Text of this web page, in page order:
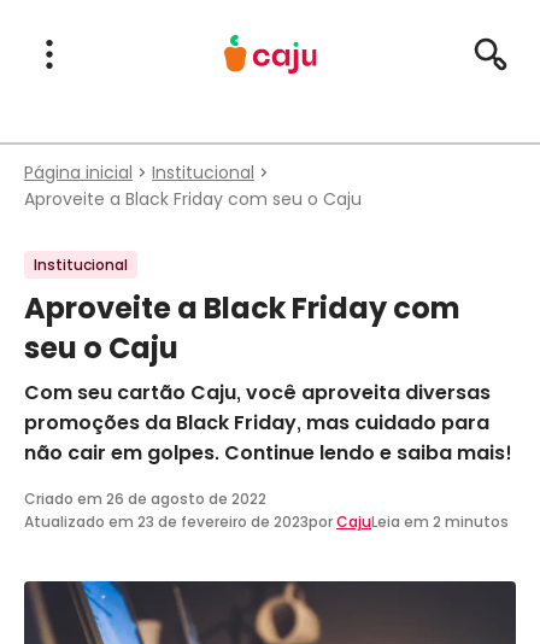
Menu Principal
Abrir Menu
Página inicial
Institucional
Aproveite a Black Friday com seu o Caju
Institucional
Aproveite a Black Friday com
seu o Caju
Com seu cartão Caju, você aproveita diversas
promoções da Black Friday, mas cuidado para
não cair em golpes. Continue lendo e saiba mais!
Criado em 26 de agosto de 2022
Atualizado em 23 de fevereiro de 2023porCajuLeia em 2 minutos